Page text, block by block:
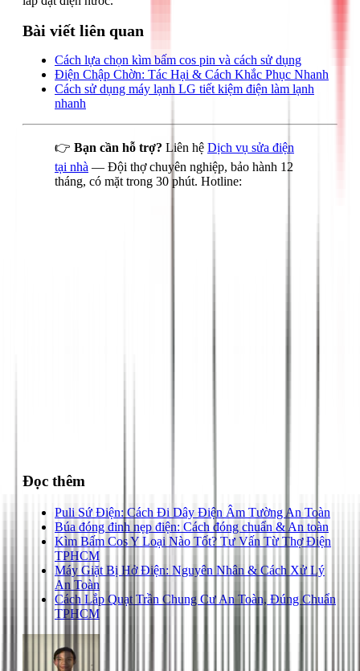
Bài viết liên quan
Cách lựa chọn kìm bấm cos pin và cách sử dụng
Điện Chập Chờn: Tác Hại & Cách Khắc Phục Nhanh
Cách sử dụng máy lạnh LG tiết kiệm điện làm lạnh
nhanh
👉 Bạn cần hỗ trợ? Liên hệ Dịch vụ sửa điện
tại nhà — Đội thợ chuyên nghiệp, bảo hành 12
tháng, có mặt trong 30 phút. Hotline:
Đọc thêm
Puli Sứ Điện: Cách Đi Dây Điện Âm Tường An Toàn
Búa đóng đinh nẹp điện: Cách đóng chuẩn & An toàn
Kìm Bấm Cos Y Loại Nào Tốt? Tư Vấn Từ Thợ Điện
TPHCM
Máy Giặt Bị Hở Điện: Nguyên Nhân & Cách Xử Lý
An Toàn
Cách Lắp Quạt Trần Chung Cư An Toàn, Đúng Chuẩn
TPHCM